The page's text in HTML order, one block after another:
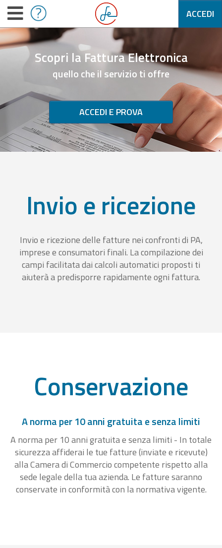
ACCEDI
Scopri la Fattura Elettronica
quello che il servizio ti offre
ACCEDI E PROVA
Invio e ricezione
Invio e ricezione delle fatture nei confronti di PA,
imprese e consumatori finali. La compilazione dei
campi facilitata dai calcoli automatici proposti ti
aiuterà a predisporre rapidamente ogni fattura.
Conservazione
A norma per 10 anni gratuita e senza limiti
A norma per 10 anni gratuita e senza limiti - In totale
sicurezza affiderai le tue fatture (inviate e ricevute)
alla Camera di Commercio competente rispetto alla
sede legale della tua azienda. Le fatture saranno
conservate in conformità con la normativa vigente.